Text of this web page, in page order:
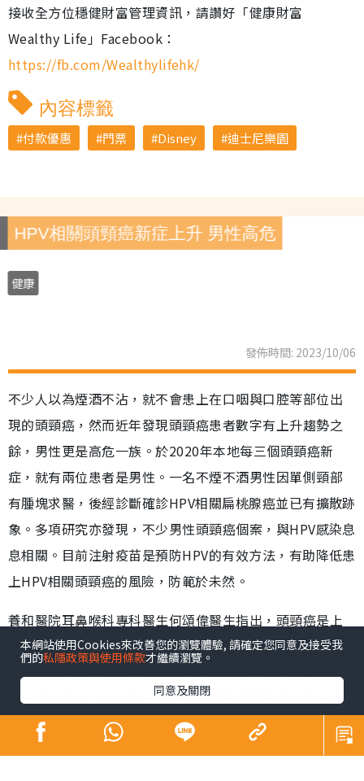
接收全方位穩健財富管理資訊，請讚好「健康財富
Wealthy Life」Facebook：
https://fb.com/Wealthylifehk/
內容標籤
付款優惠 門票 Disney 迪士尼樂園
HPV相關頭頸癌新症上升 男性高危
健康
發佈時間: 2023/10/06
不少人以為煙酒不沾，就不會患上在口咽與口腔等部位出
現的頭頸癌，然而近年發現頭頸癌患者數字有上升趨勢之
餘，男性更是高危一族。於2020年本地每三個頭頸癌新
症，就有兩位患者是男性。一名不煙不酒男性因單側頸部
有腫塊求醫，後經診斷確診HPV相關扁桃腺癌並已有擴散跡
象。多項研究亦發現，不少男性頭頸癌個案，與HPV感染息
息相關。目前注射疫苗是預防HPV的有效方法，有助降低患
本網站使用Cookies來改善您的瀏覽體驗, 請確定您同意及接受我
們的私隱政策與使用條款才繼續瀏覽。
同意及關閉